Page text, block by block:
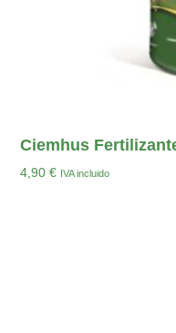
Ciemhus
4,90€ IVA incluido